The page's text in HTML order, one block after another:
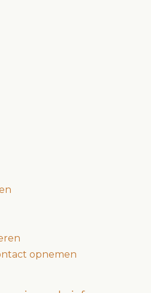
opnemen